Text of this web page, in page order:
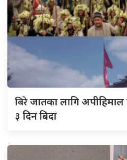
बिरेजातका लागि अपीहिमाल
३ दिन बिदा